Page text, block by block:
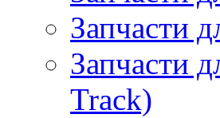
Запчасти
Запчасти
Track)